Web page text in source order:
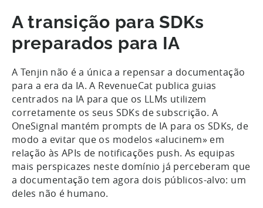
A transição para SDKs
preparados para IA
A Tenjin não é a única a repensar a documentação
para a era da IA. A RevenueCat publica guias
centrados na IA para que os LLMs utilizem
corretamente os seus SDKs de subscrição. A
OneSignal mantém prompts de IA para os SDKs, de
modo a evitar que os modelos «alucinem» em
relação às APIs de notificações push. As equipas
mais perspicazes neste domínio já perceberam que
a documentação tem agora dois públicos-alvo: um
deles não é humano.